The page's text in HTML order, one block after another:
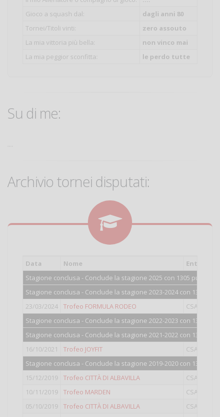
Gioco a squash dal:
dagli anni 80
Tornei/Titoli vinti:
zero assouto
La mia vittoria più bella:
non vinco mai
La mia peggior sconfitta:
le perdo tutte
Su di me:
....
Archivio tornei disputati:
Data Nome
Ente
Stagione conclusa - Conclude la stagione 2025 con 1305 punti.
Stagione conclusa - Conclude la stagione 2023-2024 con 1315
23/03/2024
Trofeo FORMULA RODEO
CSAIN
Stagione conclusa - Conclude la stagione 2022-2023 con 1300
Stagione conclusa - Conclude la stagione 2021-2022 con 1303
16/10/2021
Trofeo JOYFIT
CSAIN
Stagione conclusa - Conclude la stagione 2019-2020 con 1316
15/12/2019
Trofeo CITTÀ DI ALBAVILLA
CSAIN
10/11/2019
Trofeo MARDEN
CSAIN
05/10/2019
Trofeo CITTÀ DI ALBAVILLA
CSAIN